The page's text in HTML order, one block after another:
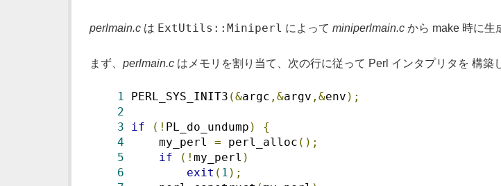
perlmain.cは ExtUtils::Miniperl によって miniperlmain.cから make 時に生
まず、 perlmain.cはメモリを割り当て、次の行に従って Perl インタプリタを 構築
1 PERL_SYS_INIT3 (&argc ,&argv ,&env );
2
3
if (! PL_do_undump )
{
4 my_perl = perl_alloc ();
5
if (! my_perl )
6
exit ( 1 );